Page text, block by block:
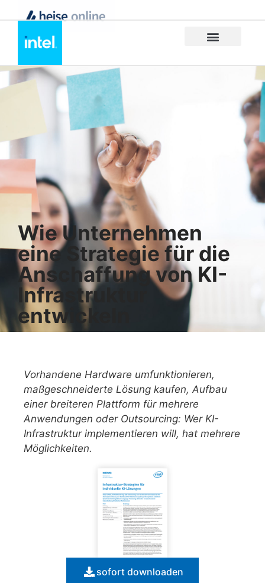
Wie Unternehmen
eine Strategie für die
Anschaffung von KI-
Infrastruktur
entwickeln
Vorhandene Hardware umfunktionieren,
maßgeschneiderte Lösung kaufen, Aufbau
einer breiteren Plattform für mehrere
Anwendungen oder Outsourcing: Wer KI-
Infrastruktur implementieren will, hat mehrere
Möglichkeiten.
sofort downloaden